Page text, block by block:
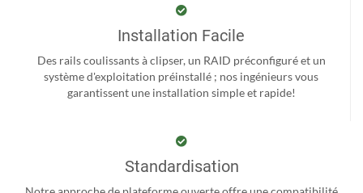
Installation Facile
Des rails coulissants à clipser, un RAID préconfiguré et un
système d'exploitation préinstallé ; nos ingénieurs vous
garantissent une installation simple et rapide!
Standardisation